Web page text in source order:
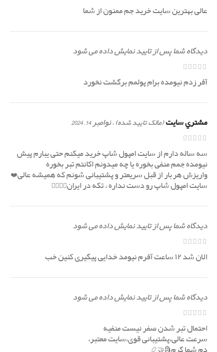
عالی بهترین سایت خرید جم ممنون از شما
دیدگاه شما پس از تایید نمایش داده می شود
آفر زدم نیومده برام پولمم برگشت نخورد
مشتري سايت(مالک تایید شده)–نوامبر 14, 2024
سه ساله دارم از سایت امپول شاپ خرید میکنم حتی یبارم پیش
نیومده جمم منفی بخوره یا چه میدونم اکانتم تبر بخوره
واریزش هربار از قبل سریعتر و پشتیبانی شونم که همیشه عالی❤️
سایت امپول شاپ رو دست نداره ، تکه در ایران❤️‍🔥🤝🏼
دیدگاه شما پس از تایید نمایش داده می شود
الان شد ۱۲ ساعت آفرم نیومد خدایی پیگیری کنین خب
دیدگاه شما پس از تایید نمایش داده می شود
احتمال تبر شدن صفر نیست منفیه
سرعت عالی،پشتیبانی قوی،سایت معتبر،